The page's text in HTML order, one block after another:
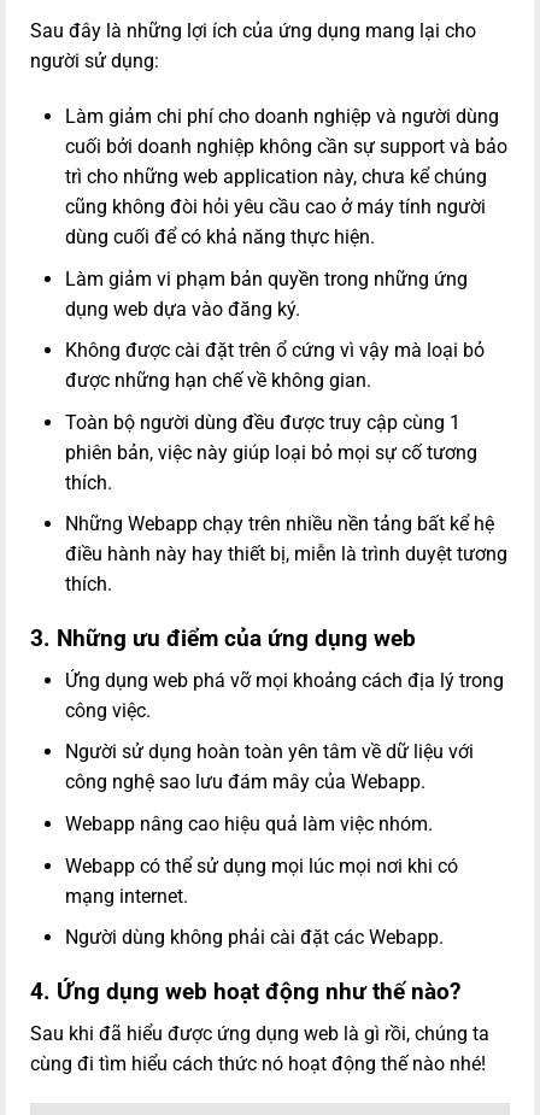
Sau đây là những lợi ích của ứng dụng mang lại cho
người sử dụng:
Làm giảm chi phí cho doanh nghiệp và người dùng
cuối bởi doanh nghiệp không cần sự support và bảo
trì cho những web application này, chưa kể chúng
cũng không đòi hỏi yêu cầu cao ở máy tính người
dùng cuối để có khả năng thực hiện.
Làm giảm vi phạm bản quyền trong những ứng
dụng web dựa vào đăng ký.
Không được cài đặt trên ổ cứng vì vậy mà loại bỏ
được những hạn chế về không gian.
Toàn bộ người dùng đều được truy cập cùng 1
phiên bản, việc này giúp loại bỏ mọi sự cố tương
thích.
Những Webapp chạy trên nhiều nền tảng bất kể hệ
điều hành này hay thiết bị, miễn là trình duyệt tương
thích.
3. Những ưu điểm của ứng dụng web
Ứng dụng web phá vỡ mọi khoảng cách địa lý trong
công việc.
Người sử dụng hoàn toàn yên tâm về dữ liệu với
công nghệ sao lưu đám mây của Webapp.
Webapp nâng cao hiệu quả làm việc nhóm.
Webapp có thể sử dụng mọi lúc mọi nơi khi có
mạng internet.
Người dùng không phải cài đặt các Webapp.
4. Ứng dụng web hoạt động như thế nào?
Sau khi đã hiểu được ứng dụng web là gì rồi, chúng ta
cùng đi tìm hiểu cách thức nó hoạt động thế nào nhé!